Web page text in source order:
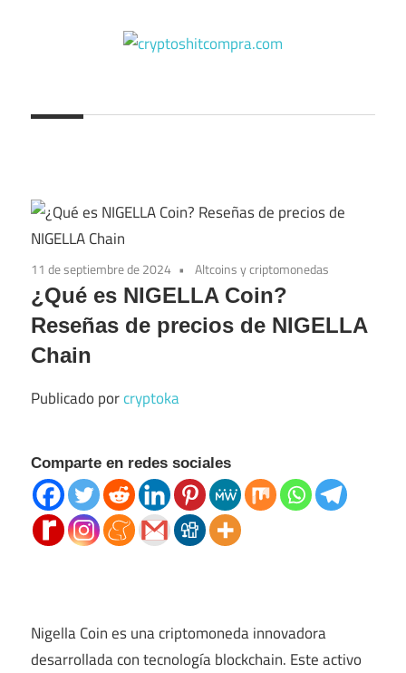
11 de septiembre de 2024 Altcoins y criptomonedas
¿Qué es NIGELLA Coin?
Reseñas de precios de NIGELLA
Chain
Publicado porcryptoka
Comparte en redes sociales
Nigella Coin es una criptomoneda innovadora
desarrollada con tecnología blockchain. Este activo